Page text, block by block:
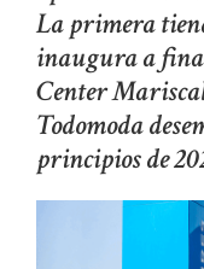
La primera
inaugura a
Center
Todomoda
principios de